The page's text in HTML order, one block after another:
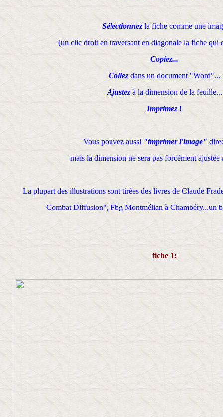
Sélectionnez la fiche comme une
(un clic droit en traversant en diagonale la fiche qui
Copiez...
Collez dans un document "Word"...
Ajustezà la dimension de la feuille...
Imprimez !
Vous pouvez aussi "imprimer l'image"
mais la dimension ne sera pas forcément
La plupart des illustrations sont tirées des livres de Claude
Combat Diffusion", Fbg Montmélian à Chambéry...un
fiche 1: